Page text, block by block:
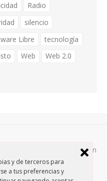
y de terceros para
a tus preferencias y
Radio
silencio
Libre
tecnología
Web
Web 2.0
de esta página están
Commons Attribution-
/ Política de privacidad